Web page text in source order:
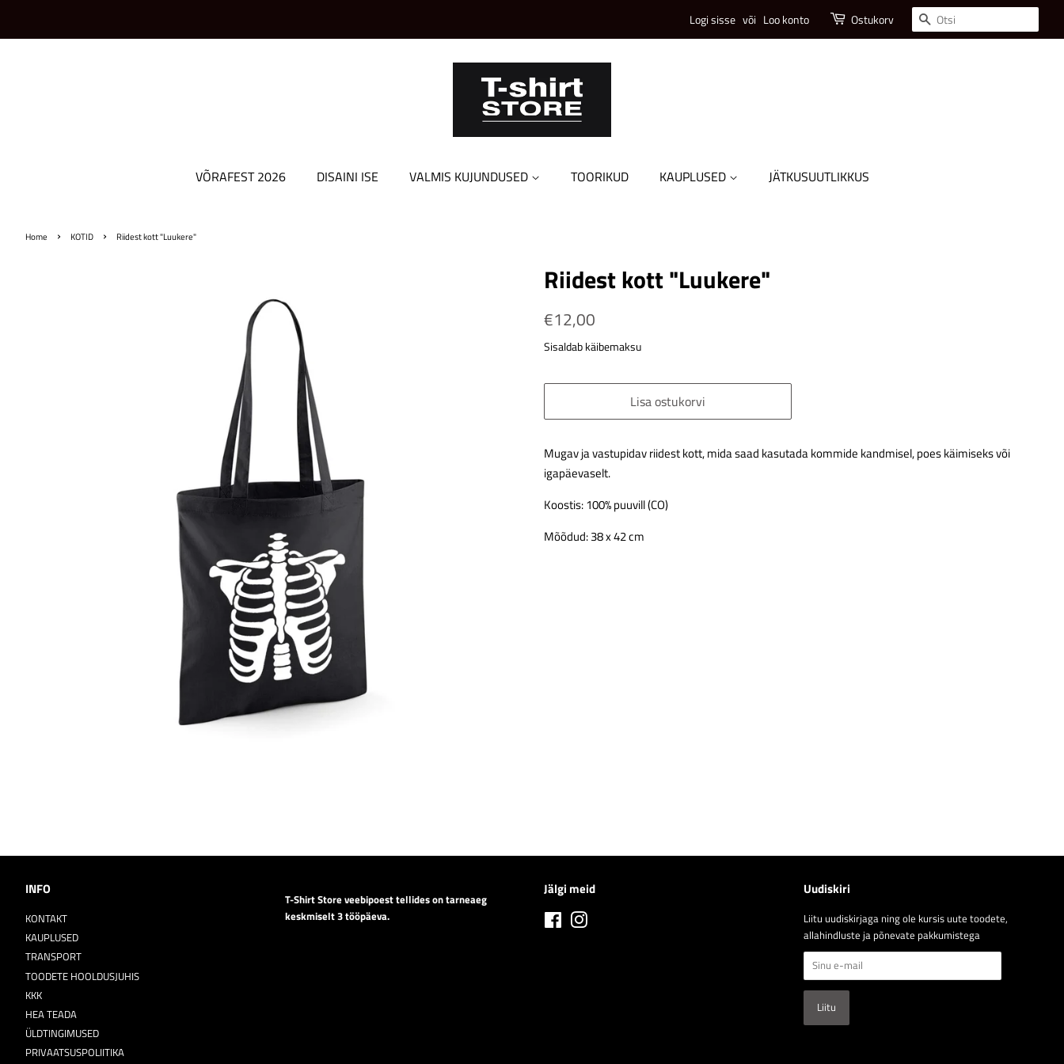
Logi sisse või Loo konto Ostukorv Otsi
VÕRAFEST 2026 DISAINI ISE VALMIS KUJUNDUSED TOORIKUD KAUPLUSED JÄTKUSUUTLIKKUS
Home › KOTID › Riidest kott "Luukere"
Riidest kott "Luukere"
Tavahind
€12,00
Sisaldab käibemaksu
Lisa ostukorvi
Mugav ja vastupidav riidest kott, mida saad kasutada kommide kandmisel, poes käimiseks või
igapäevaselt.
Koostis: 100% puuvill (CO)
Mõõdud: 38 x 42 cm
INFO
KONTAKT
KAUPLUSED
TRANSPORT
TOODETE HOOLDUSJUHIS
KKK
HEA TEADA
ÜLDTINGIMUSED
PRIVAATSUSPOLIITIKA
T-Shirt Store veebipoest tellides on tarneaeg
keskmiselt 3 tööpäeva.
Jälgi meid
Facebook
Uudiskiri
Liitu uudiskirjaga ning ole kursis uute toodete,
allahindluste ja põnevate pakkumistega